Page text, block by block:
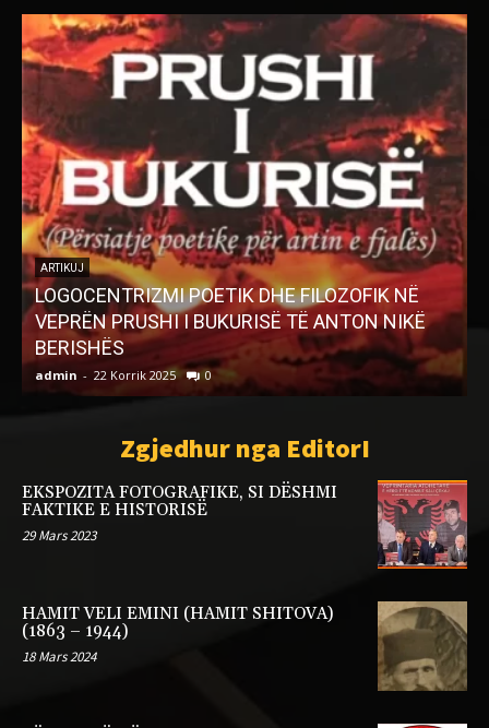
ARTIKUJ
LOGOCENTRIZMI POETIK DHE FILOZOFIK NË
VEPRËN PRUSHI I BUKURISË TË ANTON NIKË
BERISHËS
admin - 22 Korrik 2025 0
Zgjedhur nga EditorI
EKSPOZITA FOTOGRAFIKE, SI DËSHMI
FAKTIKE E HISTORISË
29 Mars 2023
HAMIT VELI EMINI (HAMIT SHITOVA)
(1863 – 1944)
18 Mars 2024